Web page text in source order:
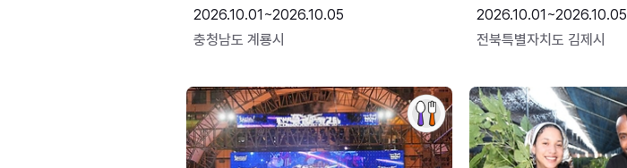
2026.10.01~2026.10.05
충청남도 계룡시
2026.10.01~2026.10.05
전북특별자치도 김제시